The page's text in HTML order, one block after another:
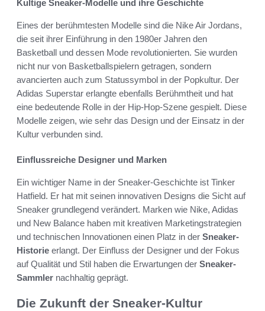
Kultige Sneaker-Modelle und ihre Geschichte
Eines der berühmtesten Modelle sind die Nike Air Jordans,
die seit ihrer Einführung in den 1980er Jahren den
Basketball und dessen Mode revolutionierten. Sie wurden
nicht nur von Basketballspielern getragen, sondern
avancierten auch zum Statussymbol in der Popkultur. Der
Adidas Superstar erlangte ebenfalls Berühmtheit und hat
eine bedeutende Rolle in der Hip-Hop-Szene gespielt. Diese
Modelle zeigen, wie sehr das Design und der Einsatz in der
Kultur verbunden sind.
Einflussreiche Designer und Marken
Ein wichtiger Name in der Sneaker-Geschichte ist Tinker
Hatfield. Er hat mit seinen innovativen Designs die Sicht auf
Sneaker grundlegend verändert. Marken wie Nike, Adidas
und New Balance haben mit kreativen Marketingstrategien
und technischen Innovationen einen Platz in der Sneaker-
Historie erlangt. Der Einfluss der Designer und der Fokus
auf Qualität und Stil haben die Erwartungen der Sneaker-
Sammler nachhaltig geprägt.
Die Zukunft der Sneaker-Kultur